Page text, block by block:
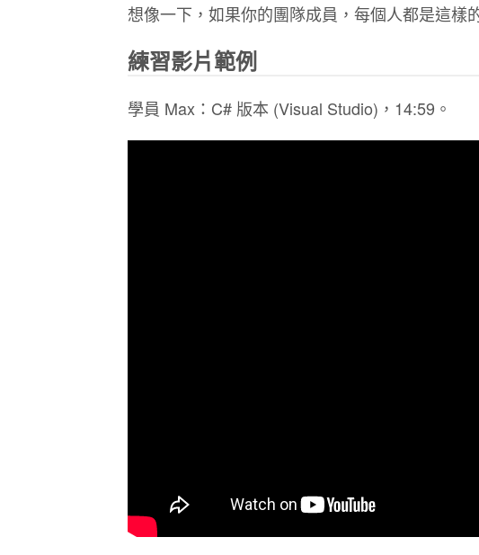
想像一下，如果你的團隊成員，每個人都是這樣
練習影片範例
學員 Max：C# 版本 (Visual Studio)，14:59。